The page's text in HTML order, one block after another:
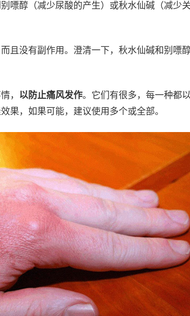
嘌醇（减少尿酸的产生）或秋水仙碱（减少
且没有副作用。澄清一下，秋水仙碱和别嘌
， 以防止痛风发作。它们有很多，每一种都
果，如果可能，建议使用多个或全部。